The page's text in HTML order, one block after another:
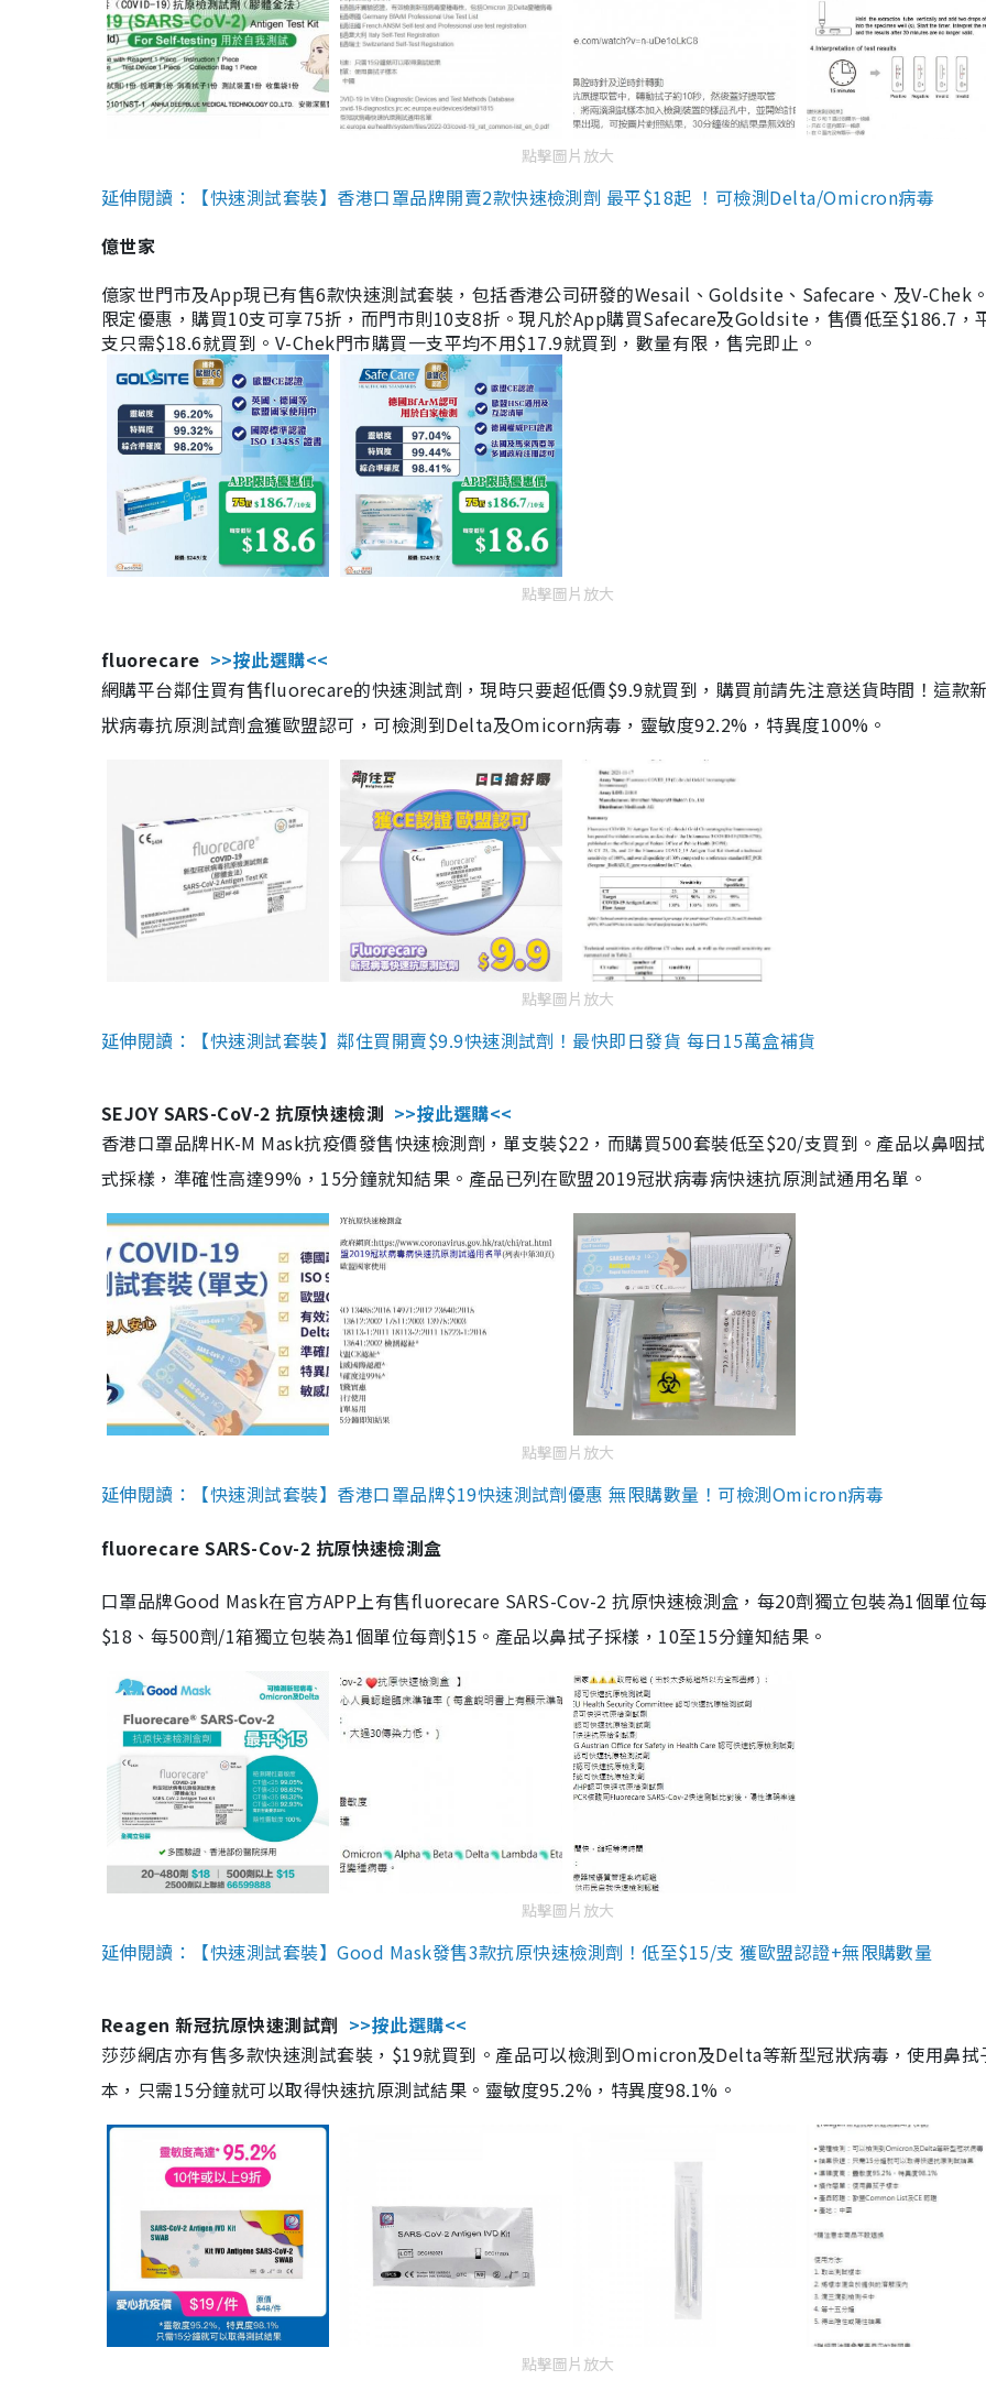
點擊圖片放大
延伸閱讀：【快速測試套裝】香港口罩品牌開賣2款快速檢測劑 最平$18起 ！可檢測Delta/Omicron病毒
億世家
億家世門市及App現已有售6款快速測試套裝，包括香港公司研發的Wesail、Goldsite、Safecare、及V-Chek
限定優惠，購買10支可享75折，而門市則10支8折。現凡於App購買Safecare及Goldsite，售價低至$186.7，
支只需$18.6就買到。V-Chek門市購買一支平均不用$17.9就買到，數量有限，售完即止。
點擊圖片放大
fluorecare >>按此選購<<
網購平台鄰住買有售fluorecare的快速測試劑，現時只要超低價$9.9就買到，購買前請先注意送貨時間！這款
狀病毒抗原測試劑盒獲歐盟認可，可檢測到Delta及Omicorn病毒，靈敏度92.2%，特異度100%。
點擊圖片放大
延伸閱讀：【快速測試套裝】鄰住買開賣$9.9快速測試劑！最快即日發貨 每日15萬盒補貨
SEJOY SARS-CoV-2 抗原快速檢測 >>按此選購<<
香港口罩品牌HK-M Mask抗疫價發售快速檢測劑，單支裝$22，而購買500套裝低至$20/支買到。產品以鼻咽
式採樣，準確性高達99%，15分鐘就知結果。產品已列在歐盟2019冠狀病毒病快速抗原測試通用名單。
點擊圖片放大
延伸閱讀：【快速測試套裝】香港口罩品牌$19快速測試劑優惠 無限購數量！可檢測Omicron病毒
fluorecare SARS-Cov-2 抗原快速檢測盒
口罩品牌Good Mask在官方APP上有售fluorecare SARS-Cov-2 抗原快速檢測盒，每20劑獨立包裝為1個單位
$18、每500劑/1箱獨立包裝為1個單位每劑$15。產品以鼻拭子採樣，10至15分鐘知結果。
點擊圖片放大
延伸閱讀：【快速測試套裝】Good Mask發售3款抗原快速檢測劑！低至$15/支 獲歐盟認證+無限購數量
Reagen 新冠抗原快速測試劑 >>按此選購<<
莎莎網店亦有售多款快速測試套裝，$19就買到。產品可以檢測到Omicron及Delta等新型冠狀病毒，使用鼻拭
本，只需15分鐘就可以取得快速抗原測試結果。靈敏度95.2%，特異度98.1%。
點擊圖片放大